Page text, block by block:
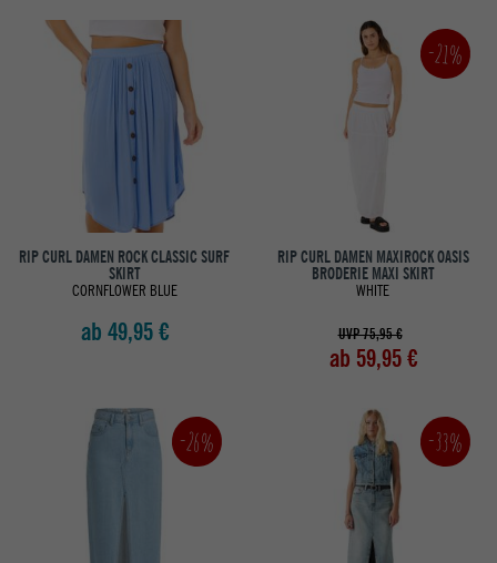
RIP CURL DAMEN ROCK CLASSIC SURF
SKIRT
CORNFLOWER BLUE
ab 49,95 €
-21%
RIP CURL DAMEN MAXIROCK OASIS
BRODERIE MAXI SKIRT
WHITE
UVP 75,95 €
ab 59,95 €
-26% -33%